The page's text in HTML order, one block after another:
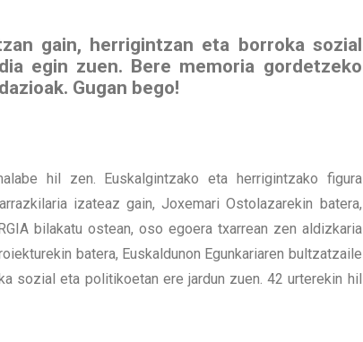
gain, herrigintzan eta borroka sozial
egin zuen. Bere memoria gordetzeko
Gugan bego!
hil zen. Euskalgintzako eta herrigintzako figura
izateaz gain, Joxemari Ostolazarekin batera,
bilakatu ostean, oso egoera txarrean zen aldizkaria
batera, Euskaldunon Egunkariaren bultzatzaile
sozial eta politikoetan ere jardun zuen. 42 urterekin hil